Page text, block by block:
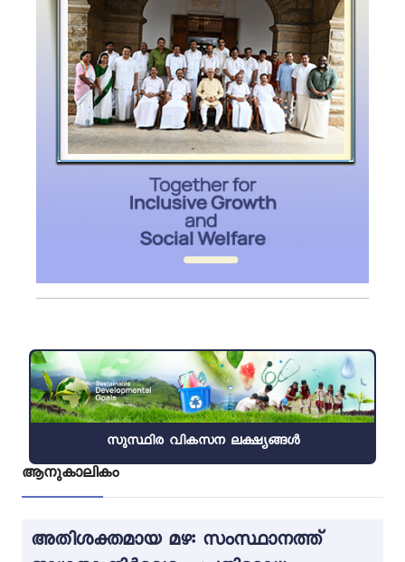
സുസ്ഥിര വികസന ലക്ഷ്യങ്ങൾ
ആനുകാലികം
അതിശക്തമായ മഴ: സംസ്ഥാനത്ത്